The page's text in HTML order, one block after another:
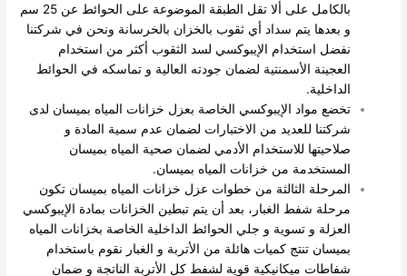
بالكامل على ألا تقل الطبقة الموضوعة على الحوائط عن 25 سم
و بعدها يتم سداد أي ثقوب بالخزان بالخرسانة ونحن في شركتنا
نفضل استخدام الإيبوكسي لسد الثقوب أكثر من استخدام
العجينة الأسمنتية لضمان جودته العالية و تماسكه في الحوائط
الداخلية.
تخضع مواد الإيبوكسي الخاصة بعزل خزانات المياه بميسان لدى
شركتنا للعديد من الاختبارات لضمان عدم سمية المادة و
صلاحيتها للاستخدام الأدمي لضمان صحية المياه بميسان
المستخدمة من خزانات المياه بميسان.
المرحلة الثالثة من خطوات عزل خزانات المياه بميسان تكون
مرحلة شفط الغبار، بعد أن يتم تبطين الخزانات بمادة الإيبوكسي
العزلة و تسوية و جلي الحوائط الداخلية الخاصة بخزانات المياه
بميسان تنتج كميات هائلة من الأتربة و الغبار نقوم باستخدام
شفاطات ميكانيكية قوية لشفط كل الأتربة الناتجة و ضمان